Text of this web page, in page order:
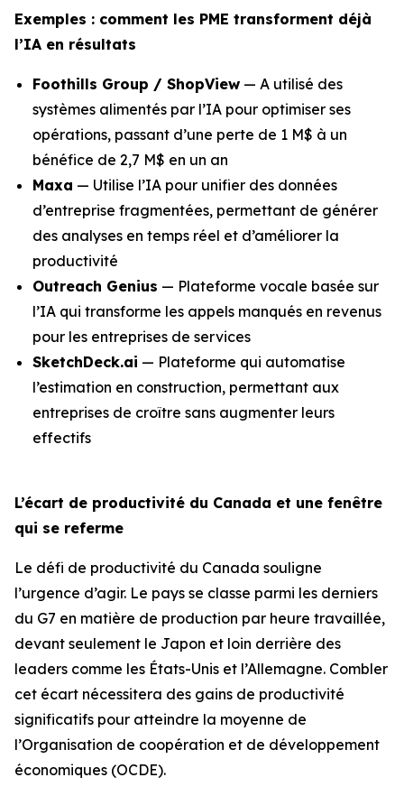
Exemples : comment les PME transforment déjà
l’IA en résultats
Foothills Group / ShopView — A utilisé des
systèmes alimentés par l’IA pour optimiser ses
opérations, passant d’une perte de 1 M$ à un
bénéfice de 2,7 M$ en un an
Maxa — Utilise l’IA pour unifier des données
d’entreprise fragmentées, permettant de générer
des analyses en temps réel et d’améliorer la
productivité
Outreach Genius — Plateforme vocale basée sur
l’IA qui transforme les appels manqués en revenus
pour les entreprises de services
SketchDeck.ai — Plateforme qui automatise
l’estimation en construction, permettant aux
entreprises de croître sans augmenter leurs
effectifs
L’écart de productivité du Canada et une fenêtre
qui se referme
Le défi de productivité du Canada souligne
l’urgence d’agir. Le pays se classe parmi les derniers
du G7 en matière de production par heure travaillée,
devant seulement le Japon et loin derrière des
leaders comme les États-Unis et l’Allemagne. Combler
cet écart nécessitera des gains de productivité
significatifs pour atteindre la moyenne de
l’Organisation de coopération et de développement
économiques (OCDE).